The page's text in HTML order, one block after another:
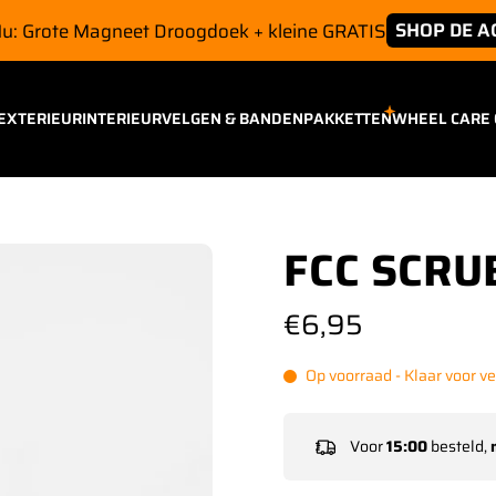
INTERIEURVELGEN & BANDENPAKKETTENWHEEL CARE
FCC
€6,95
Op voorraad - Klaar voor
Voor15:00besteld,